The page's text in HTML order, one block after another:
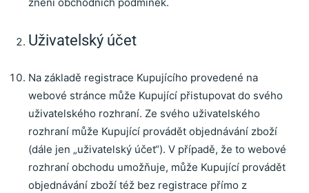
Uživatelský účet
Na základě registrace Kupujícího provedené na
webové stránce může Kupující přistupovat do svého
uživatelského rozhraní. Ze svého uživatelského
rozhraní může Kupující provádět objednávání zboží
(dále jen „uživatelský účet“). V případě, že to webové
rozhraní obchodu umožňuje, může Kupující provádět
objednávání zboží též bez registrace přímo z